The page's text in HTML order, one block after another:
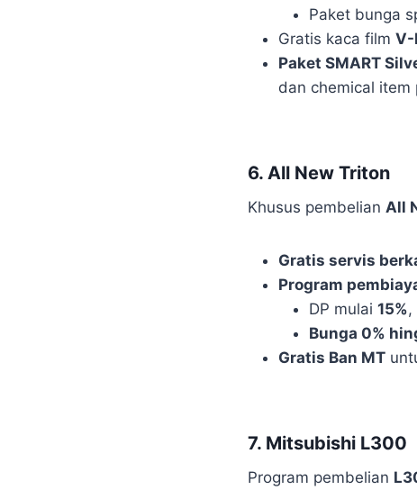
Paket bunga
Gratis kaca film V-
Paket SMART
dan chemical item
6. All New Triton
Khusus pembelian All
Gratis servis
Program
DP mulai 15%
Bunga 0%
Gratis Ban MT
7. Mitsubishi L300
Program pembelian